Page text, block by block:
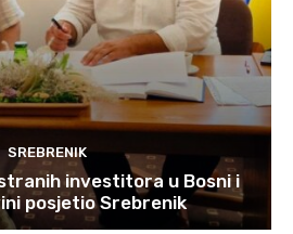
SREBRENIK
investitora u Bosni i
posjetio Srebrenik